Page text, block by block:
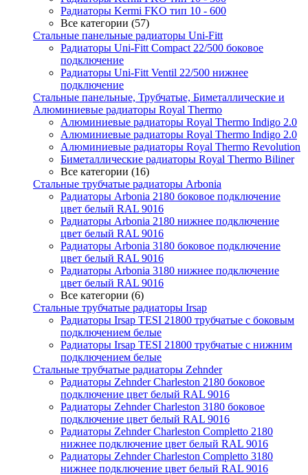
Радиаторы Kermi FKO тип 10 - 600
Все категории (57)
Стальные панельные радиаторы Uni-Fitt
Радиаторы Uni-Fitt Compact 22/500 боковое
подключение
Радиаторы Uni-Fitt Ventil 22/500 нижнее
подключение
Стальные панельные, Трубчатые, Биметаллические и
Алюминиевые радиаторы Royal Thermo
Алюминиевые радиаторы Royal Thermo Indigo 2.0
Алюминиевые радиаторы Royal Thermo Indigo 2.0
Алюминиевые радиаторы Royal Thermo Revolution
Биметаллические радиаторы Royal Thermo Biliner
Все категории (16)
Стальные трубчатые радиаторы Arbonia
Радиаторы Arbonia 2180 боковое подключение
цвет белый RAL 9016
Радиаторы Arbonia 2180 нижнее подключение
цвет белый RAL 9016
Радиаторы Arbonia 3180 боковое подключение
цвет белый RAL 9016
Радиаторы Arbonia 3180 нижнее подключение
цвет белый RAL 9016
Все категории (6)
Стальные трубчатые радиаторы Irsap
Радиаторы Irsap TESI 21800 трубчатые с боковым
подключением белые
Радиаторы Irsap TESI 21800 трубчатые с нижним
подключением белые
Стальные трубчатые радиаторы Zehnder
Радиаторы Zehnder Charleston 2180 боковое
подключение цвет белый RAL 9016
Радиаторы Zehnder Charleston 3180 боковое
подключение цвет белый RAL 9016
Радиаторы Zehnder Charleston Completto 2180
нижнее подключение цвет белый RAL 9016
Радиаторы Zehnder Charleston Completto 3180
нижнее подключение цвет белый RAL 9016